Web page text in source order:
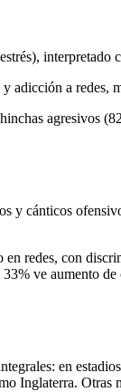
interpretado
adicción a
agresivos
y cánticos
redes, con
ve aumento de
en
Inglaterra. Otras